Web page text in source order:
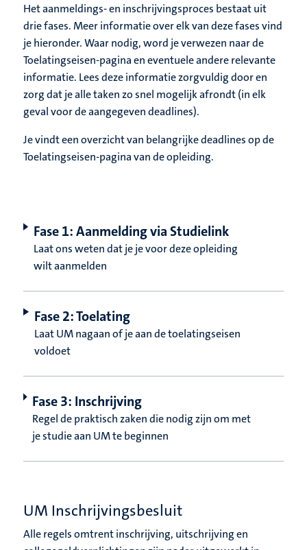
Het aanmeldings- en inschrijvingsproces bestaat uit
drie fases. Meer informatie over elk van deze fases vind
je hieronder. Waar nodig, word je verwezen naar de
Toelatingseisen-pagina en eventuele andere relevante
informatie. Lees deze informatie zorgvuldig door en
zorg dat je alle taken zo snel mogelijk afrondt (in elk
geval voor de aangegeven deadlines).
Je vindt een overzicht van belangrijke deadlines op de
Toelatingseisen-pagina van de opleiding.
Fase 1: Aanmelding via Studielink
Laat ons weten dat je je voor deze opleiding
wilt aanmelden
Fase 2: Toelating
Laat UM nagaan of je aan de toelatingseisen
voldoet
Fase 3: Inschrijving
Regel de praktisch zaken die nodig zijn om met
je studie aan UM te beginnen
UM Inschrijvingsbesluit
Alle regels omtrent inschrijving, uitschrijving en